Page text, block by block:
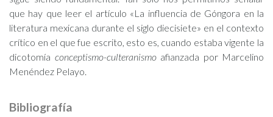
que hay que leer el artículo «La influencia de Góngora en la
literatura mexicana durante el siglo diecisiete» en el contexto
crítico en el que fue escrito, esto es, cuando estaba vigente la
dicotomía conceptismo-culteranismoafianzada por Marcelino
Menéndez Pelayo.
Bibliografía